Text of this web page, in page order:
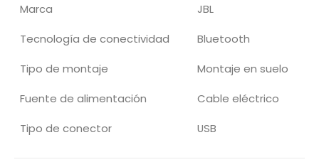
Marca
JBL
Tecnología de conectividad
Bluetooth
Tipo de montaje
Montaje en suelo
Fuente de alimentación
Cable eléctrico
Tipo de conector
USB